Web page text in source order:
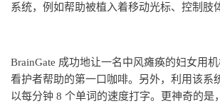
系统，例如帮助被植入着移动光标、控制肢
BrainGate 成功地让一名中风瘫痪的妇女用
看护者帮助的第一口咖啡。另外，利用该系
以每分钟 8 个单词的速度打字。更神奇的是